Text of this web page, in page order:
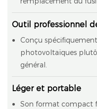
Outil professionnel
Conçu
photovoltaïques
général.
Léger et portable
Son format compact